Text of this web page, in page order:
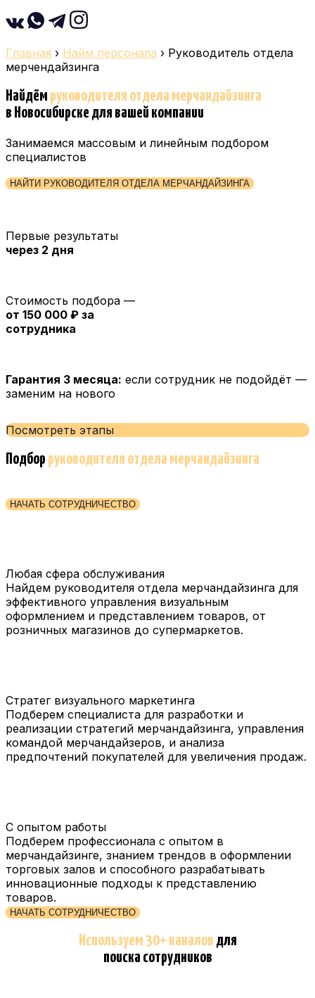
Главная › Найм персонала › Руководитель отдела
мерчендайзинга
Найдём руководителя отдела мерчандайзинга
в Новосибирске для вашей компании
Занимаемся массовым и линейным подбором
специалистов
НАЙТИ РУКОВОДИТЕЛЯ ОТДЕЛА МЕРЧАНДАЙЗИНГА
Первые результаты
через 2 дня
Стоимость подбора —
от 150 000 ₽ за
сотрудника
Гарантия 3 месяца: если сотрудник не подойдёт —
заменим на нового
Посмотреть этапы
Подбор руководителя отдела мерчандайзинга
НАЧАТЬ СОТРУДНИЧЕСТВО
Любая сфера обслуживания
Найдем руководителя отдела мерчандайзинга для
эффективного управления визуальным
оформлением и представлением товаров, от
розничных магазинов до супермаркетов.
Стратег визуального маркетинга
Подберем специалиста для разработки и
реализации стратегий мерчандайзинга, управления
командой мерчандайзеров, и анализа
предпочтений покупателей для увеличения продаж.
С опытом работы
Подберем профессионала с опытом в
мерчандайзинге, знанием трендов в оформлении
торговых залов и способного разрабатывать
инновационные подходы к представлению
товаров.
НАЧАТЬ СОТРУДНИЧЕСТВО
Используем 30+ каналов для
поиска сотрудников